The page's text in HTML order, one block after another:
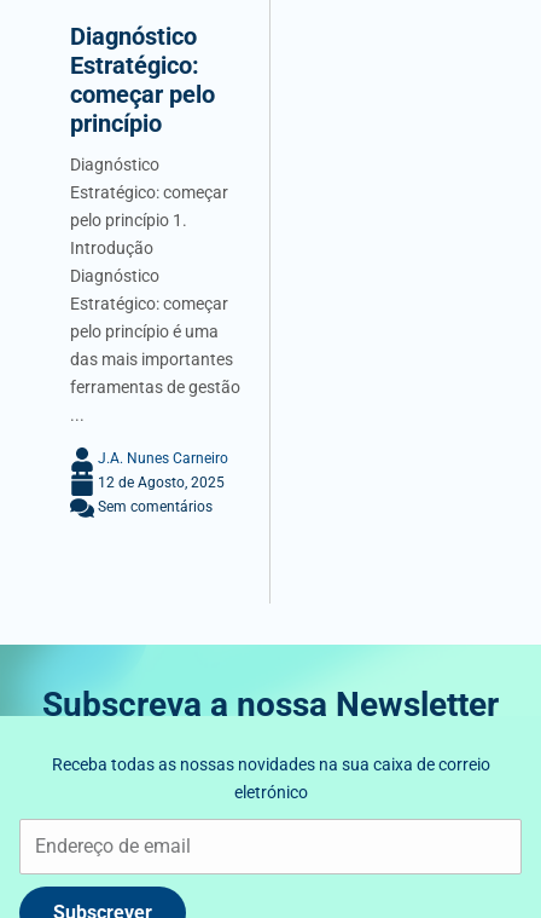
Diagnóstico
Estratégico:
começar pelo
princípio
Diagnóstico
Estratégico: começar
pelo princípio 1.
Introdução
Diagnóstico
Estratégico: começar
pelo princípio é uma
das mais importantes
ferramentas de gestão
...
J.A. Nunes Carneiro
12 de Agosto, 2025
Sem comentários
Subscreva a nossa Newsletter
Receba todas as nossas novidades na sua caixa de correio
eletrónico
Subscrever